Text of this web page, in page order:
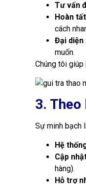
Tư vấn
Hoàn
cách
Đại diện
muốn.
Chúng tôi
3. Theo
Sự minh bạch
Hệ
Cập
hàng).
Hỗ trợ